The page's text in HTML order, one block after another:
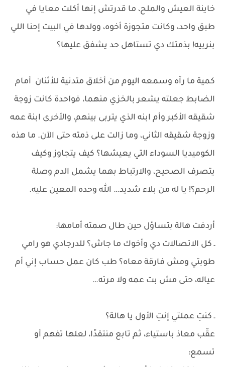
خاينة العيش والملح، ما قدرتش إنها أكلت معايا في
طبق واحد، وكانت متجوزة أخوه، وولدها في البيت إحنا اللي
بنربيه! بذمتك دي تستاهل حد يشفق عليها؟
كمية ما رآه وسمعه اليوم من أخلاق متدنية للأثنان أمام
الضابط جعلته يشعر بالخزي منهما، فواحدة كانت زوجة
شقيقه الأكبر وأم ابنه الذي يتربى بينهم، والأخرى ابنة عمه
وزوجة شقيقه الثاني، وما زالت على ذمته حتى الآن. ما هذه
الكوميديا السوداء التي يعيشها؟ كيف يتجاوز وكيف
يتصرف الصحيح، والارتباط بهما يشمل الدم وصلة
الرحم؟! يا له من بلاء شديد… الله وحده المعين عليه.
أردفت هالة بتساؤل حين طال صمته أمامها:
ـ كل الاتصالات دي وأخوك ما جاش؟ للدرجادي هو رامي
طوبتي ومش فارقة معاه؟ طب كان عمل حساب إني أم
عياله، حتى مش بت عمه ولا مرته…
ـ كنتِ عملتي إنتِ الأول يا هالة؟
عقّب معاذ باستياء، ثم تابع منتقدًا، لعلها تفهم أو
تسمع: